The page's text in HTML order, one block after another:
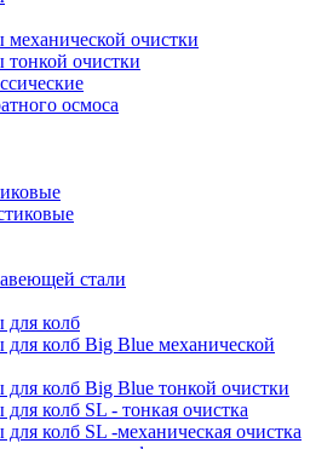
очистки
очистки
осмоса
стали
колб
колб Big Blue механической
колб Big Blue тонкой очистки
колб SL - тонкая очистка
колб SL -механическая очистка